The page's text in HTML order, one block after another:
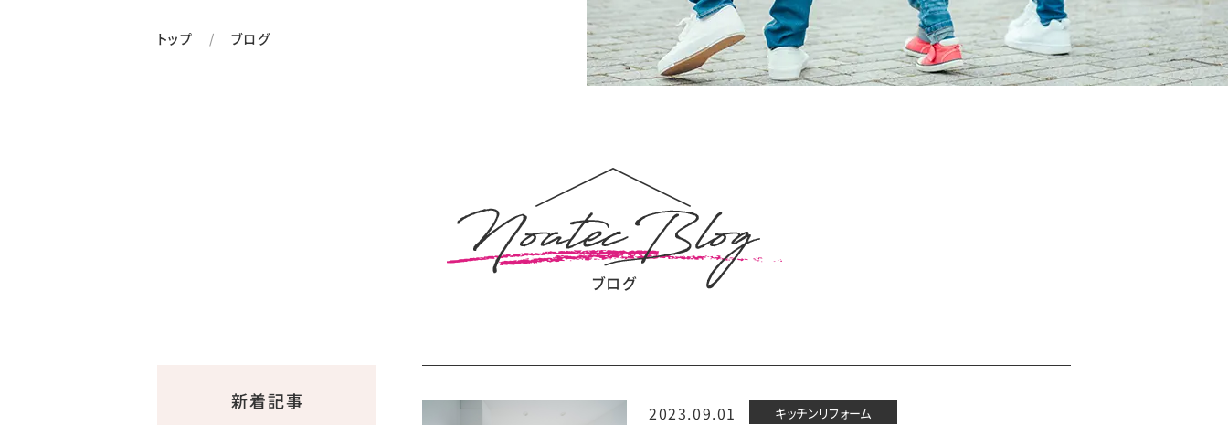
トップ ブログ
ブログ
2023.09.01 キッチンリフォーム
新着記事